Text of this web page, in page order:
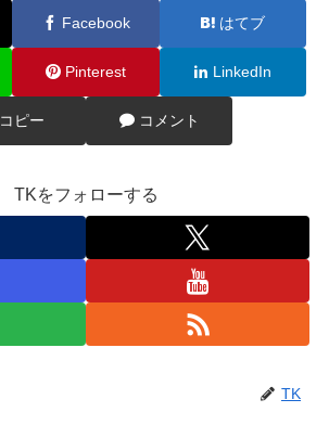
Facebook はてブ
Pinterest LinkedIn
コピー コメント
TKをフォローする
TK